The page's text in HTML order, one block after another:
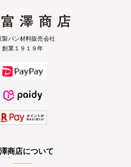
製パン材料販売会社
創業１９１９年
商店について